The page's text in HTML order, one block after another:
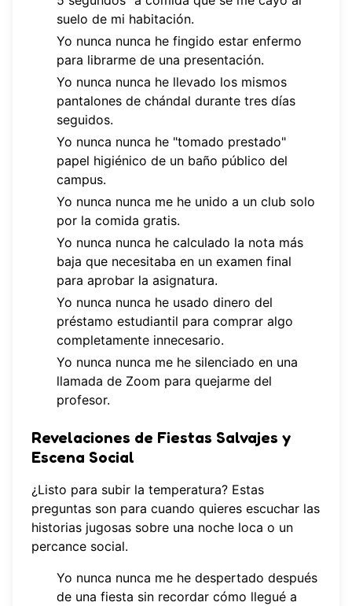
suelo de mi habitación.
Yo nunca nunca he fingido estar enfermo
para librarme de una presentación.
Yo nunca nunca he llevado los mismos
pantalones de chándal durante tres días
seguidos.
Yo nunca nunca he "tomado prestado"
papel higiénico de un baño público del
campus.
Yo nunca nunca me he unido a un club solo
por la comida gratis.
Yo nunca nunca he calculado la nota más
baja que necesitaba en un examen final
para aprobar la asignatura.
Yo nunca nunca he usado dinero del
préstamo estudiantil para comprar algo
completamente innecesario.
Yo nunca nunca me he silenciado en una
llamada de Zoom para quejarme del
profesor.
Revelaciones de Fiestas Salvajes y
Escena Social
¿Listo para subir la temperatura? Estas
preguntas son para cuando quieres escuchar las
historias jugosas sobre una noche loca o un
percance social.
Yo nunca nunca me he despertado después
de una fiesta sin recordar cómo llegué a